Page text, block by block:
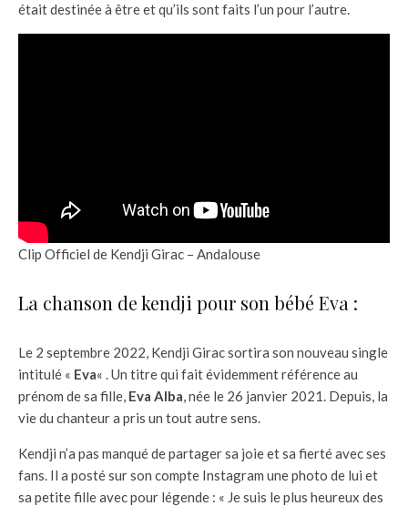
était destinée à être et qu’ils sont faits l’un pour l’autre.
Clip Officiel de Kendji Girac – Andalouse
La chanson de kendji pour son bébé Eva :
Le 2 septembre 2022, Kendji Girac sortira son nouveau single
intitulé « Eva« . Un titre qui fait évidemment référence au
prénom de sa fille, Eva Alba, née le 26 janvier 2021. Depuis, la
vie du chanteur a pris un tout autre sens.
Kendji n’a pas manqué de partager sa joie et sa fierté avec ses
fans. Il a posté sur son compte Instagram une photo de lui et
sa petite fille avec pour légende : « Je suis le plus heureux des